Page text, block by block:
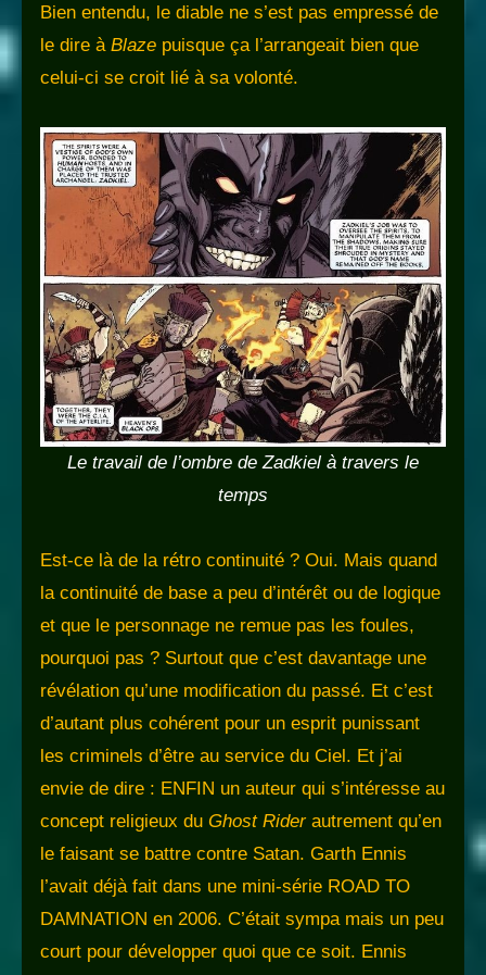
Bien entendu, le diable ne s’est pas empressé de
le dire à Blaze puisque ça l’arrangeait bien que
celui-ci se croit lié à sa volonté.
Le travail de l’ombre de Zadkiel à travers le
temps
Est-ce là de la rétro continuité ? Oui. Mais quand
la continuité de base a peu d’intérêt ou de logique
et que le personnage ne remue pas les foules,
pourquoi pas ? Surtout que c’est davantage une
révélation qu’une modification du passé. Et c’est
d’autant plus cohérent pour un esprit punissant
les criminels d’être au service du Ciel. Et j’ai
envie de dire : ENFIN un auteur qui s’intéresse au
concept religieux du Ghost Riderautrement qu’en
le faisant se battre contre Satan. Garth Ennis
l’avait déjà fait dans une mini-série ROAD TO
DAMNATION en 2006. C’était sympa mais un peu
court pour développer quoi que ce soit. Ennis